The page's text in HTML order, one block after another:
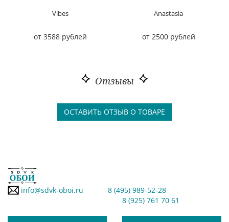
Vibes
от 3588 рублей
Anastasia
от 2500 рублей
Отзывы
ОСТАВИТЬ ОТЗЫВ О ТОВАРЕ
info@sdvk-oboi.ru
8 (495) 989-52-28
8 (925) 761 70 61